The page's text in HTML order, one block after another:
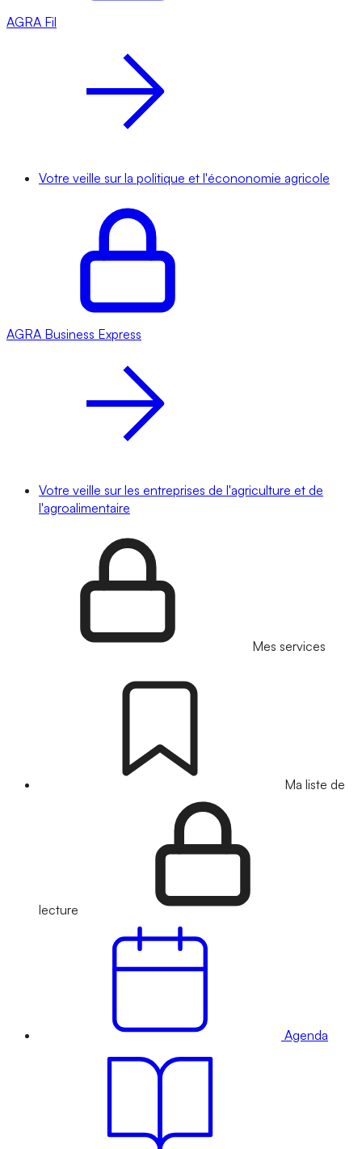
AGRA Fil
Votre veille sur la politique et l'écononomie agricole
AGRA Business Express
Votre veille sur les entreprises de l'agriculture et de
l'agroalimentaire
Mes services
Ma liste de
lecture
Agenda